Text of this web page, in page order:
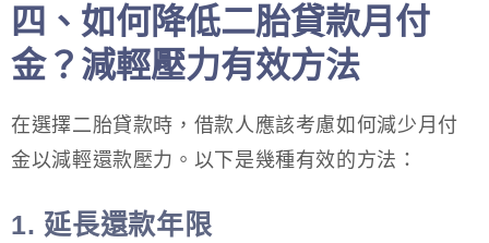
四、如何降低二胎貸款月付
金？減輕壓力有效方法
在選擇二胎貸款時，借款人應該考慮如何減少月付
金以減輕還款壓力。以下是幾種有效的方法：
1. 延長還款年限